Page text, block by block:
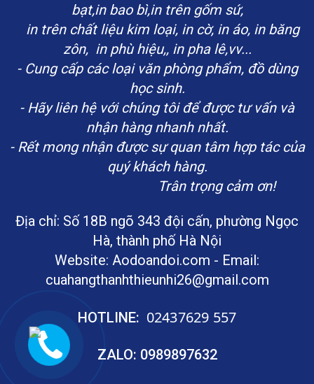
bạt,in bao bì,in trên gốm sứ,
in trên chất liệu kim loại, in cờ, in áo, in băng
zôn, in phù hiệu,, in pha lê,vv...
- Cung cấp các loại văn phòng phẩm, đồ dùng
học sinh.
- Hãy liên hệ với chúng tôi để được tư vấn và
nhận hàng nhanh nhất.
- Rết mong nhận được sự quan tâm hợp tác của
quý khách hàng.
Trân trọng cảm ơn!
Địa chỉ: Số 18B ngõ 343 đội cấn, phường Ngọc
Hà, thành phố Hà Nội
Website: Aodoandoi.com - Email:
cuahangthanhthieunhi26@gmail.com
HOTLINE: 02437629 557
ZALO: 0989897632